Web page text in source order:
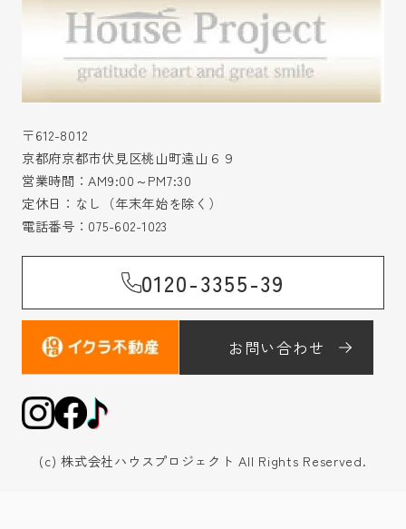
〒612-8012
京都府京都市伏見区桃山町遠山６９
営業時間：AM9:00～PM7:30
定休日：なし（年末年始を除く）
電話番号： 075-602-1023
0120-3355-39
お問い合わせ
(c) 株式会社ハウスプロジェクト All Rights Reserved.